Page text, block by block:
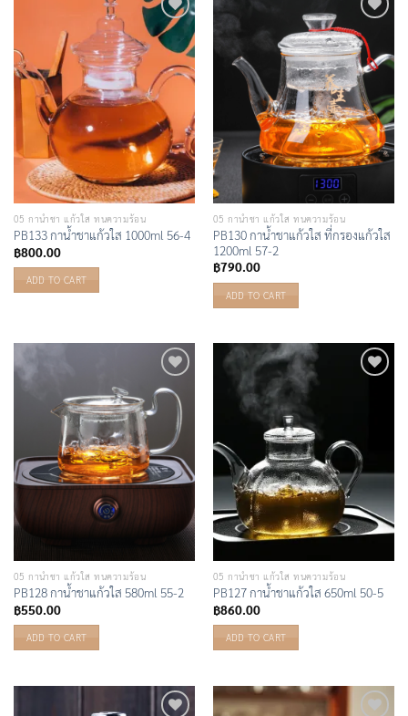
Add to
Wishlist
05 กาน้ำชา แก้วใส ทนความร้อน
PB133 กาน้ำชาแก้วใส 1000ml 56-4
฿800.00
ADD TO CART
Add to
Wishlist
05 กาน้ำชา แก้วใส ทนความร้อน
PB130 กาน้ำชาแก้วใส ที่กรองแก้วใส
1200ml 57-2
฿790.00
ADD TO CART
Add to
Wishlist
05 กาน้ำชา แก้วใส ทนความร้อน
PB128 กาน้ำชาแก้วใส 580ml 55-2
฿550.00
ADD TO CART
05 กาน้ำชา แก้วใส ทนความร้อน
PB127 กาน้ำชาแก้วใส 650ml 50-5
฿860.00
ADD TO CART